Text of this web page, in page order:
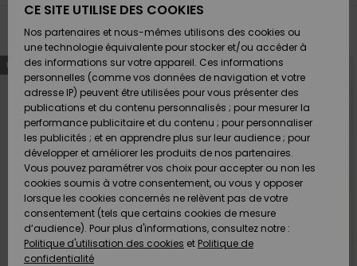
Chaussures
& Tongs
Surf
Snow
Nouveautés
Chaussures
& Tongs
Surf
Snow
Nouveautés
FEMME
A
Découvrir
Snow
SURF
Surf
Shop
Enfant
Highlights
Communauté
SNOW
Snow
Shop
Enfant
Snow
Shop
Femme
A
Découvrir
Communauté
OUTLET
Enfant
Outlet
Femme
AIDE &
CONTACT
Retours
Paiement
Carte
Cadeau
Quiksilver
Freedom
Protection
des
MAGASINS
Filtrer & Trier 29Resultats
Passer
aux
critères
filtrage
recherche
Aller
trier
NOUVEAUTÉ NOUVEAUTÉ
CE SITE UTILISE DES COOKIES
Nos partenaires et nous-mêmes utilisons des cookies ou
une technologie équivalente pour stocker et/ou accéder à
des informations sur votre appareil. Ces informations
personnelles (comme vos données de navigation et votre
adresse IP) peuvent être utilisées pour vous présenter des
publications et du contenu personnalisés ; pour mesurer la
performance publicitaire et du contenu ; pour personnaliser
les publicités ; et en apprendre plus sur leur audience ; pour
développer et améliorer les produits de nos partenaires.
Vous pouvez paramétrer vos choix pour accepter ou non les
cookies soumis à votre consentement, ou vous y opposer
lorsque les cookies concernés ne relèvent pas de votre
consentement (tels que certains cookies de mesure
d’audience). Pour plus d'informations, consultez notre :
Politique d'utilisation des cookies et Politique de
confidentialité